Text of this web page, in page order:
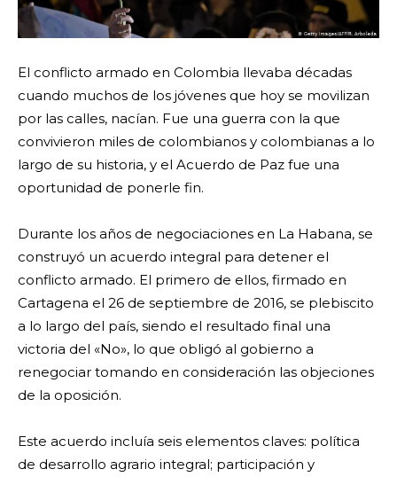
El conflicto armado en Colombia llevaba décadas
cuando muchos de los jóvenes que hoy se movilizan
por las calles, nacían. Fue una guerra con la que
convivieron miles de colombianos y colombianas a lo
largo de su historia, y el Acuerdo de Paz fue una
oportunidad de ponerle fin.
Durante los años de negociaciones en La Habana, se
construyó un acuerdo integral para detener el
conflicto armado. El primero de ellos, firmado en
Cartagena el 26 de septiembre de 2016,​ se plebiscito
a lo largo del país, siendo el resultado final una
victoria del «No», lo que obligó al gobierno a
renegociar tomando en consideración las objeciones
de la oposición.
Este acuerdo incluía seis elementos claves: política
de desarrollo agrario integral; participación y